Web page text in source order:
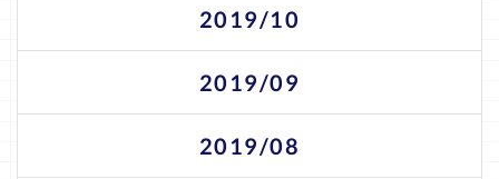
2019/10
2019/09
2019/08